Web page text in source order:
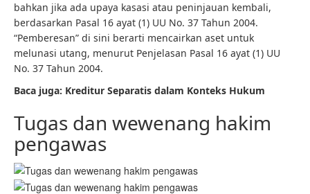
bahkan jika ada upaya kasasi atau peninjauan kembali,
berdasarkan Pasal 16 ayat (1) UU No. 37 Tahun 2004.
“Pemberesan” di sini berarti mencairkan aset untuk
melunasi utang, menurut Penjelasan Pasal 16 ayat (1) UU
No. 37 Tahun 2004.
Baca juga: Kreditur Separatis dalam Konteks Hukum
Tugas dan wewenang hakim
pengawas